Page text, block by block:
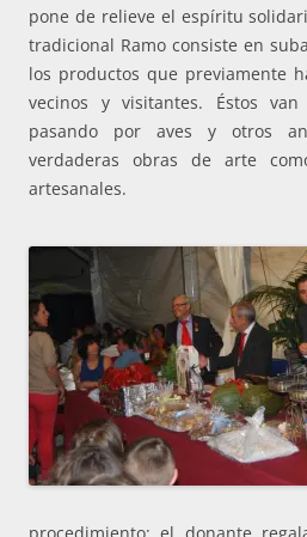
pone de relieve el espíritu
tradicional Ramo consiste en
los productos que previamente
vecinos y visitantes. Éstos
pasando por aves y otros
verdaderas obras de arte
artesanales.